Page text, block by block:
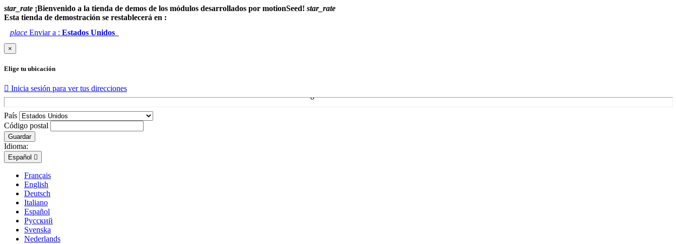
star_rate ¡Bienvenido a la tienda de demos de los módulos desarrollados por motionSeed! star_rate
Esta tienda de demostración se restablecerá en :
place Enviar a : Estados Unidos
×
Elige tu ubicación
 Inicia sesión para ver tus direcciones
País
Código postal
Guardar
Idioma:
Español 
Français
English
Deutsch
Italiano
Español
Русский
Svenska
Nederlands